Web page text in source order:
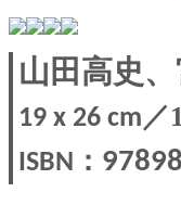
山田高史
19 x 26cm ／
ISBN ：